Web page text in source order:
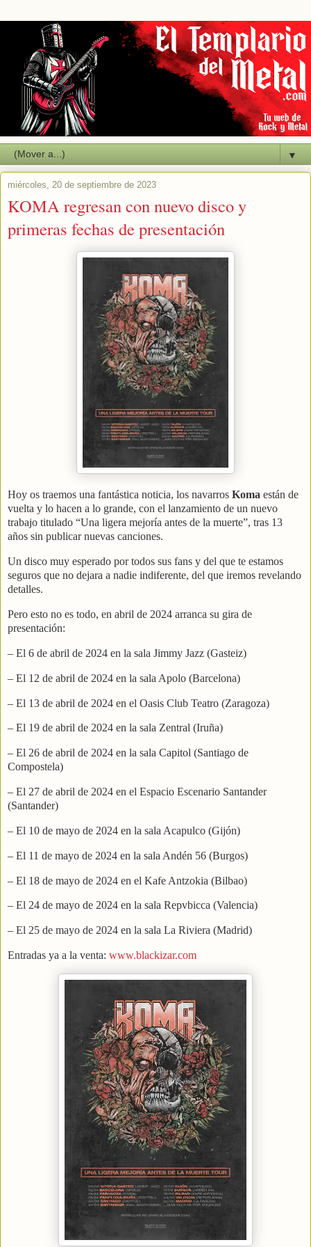
▼
miércoles, 20 de septiembre de 2023
KOMA regresan con nuevo disco y
primeras fechas de presentación
Hoy os traemos una fantástica noticia, los navarros Koma están de
vuelta y lo hacen a lo grande, con el lanzamiento de un nuevo
trabajo titulado “Una ligera mejoría antes de la muerte”, tras 13
años sin publicar nuevas canciones.
Un disco muy esperado por todos sus fans y del que te estamos
seguros que no dejara a nadie indiferente, del que iremos revelando
detalles.
Pero esto no es todo, en abril de 2024 arranca su gira de
presentación:
– El 6 de abril de 2024 en la sala Jimmy Jazz (Gasteiz)
– El 12 de abril de 2024 en la sala Apolo (Barcelona)
– El 13 de abril de 2024 en el Oasis Club Teatro (Zaragoza)
– El 19 de abril de 2024 en la sala Zentral (Iruña)
– El 26 de abril de 2024 en la sala Capitol (Santiago de
Compostela)
– El 27 de abril de 2024 en el Espacio Escenario Santander
(Santander)
– El 10 de mayo de 2024 en la sala Acapulco (Gijón)
– El 11 de mayo de 2024 en la sala Andén 56 (Burgos)
– El 18 de mayo de 2024 en el Kafe Antzokia (Bilbao)
– El 24 de mayo de 2024 en la sala Repvbicca (Valencia)
– El 25 de mayo de 2024 en la sala La Riviera (Madrid)
Entradas ya a la venta: www.blackizar.com